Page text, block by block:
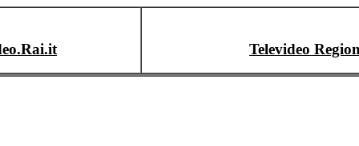
Televideo